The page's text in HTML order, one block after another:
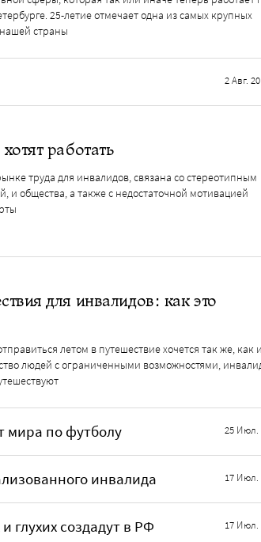
25-летие отмечает одна из самых крупных
страны
2 Авг.
работать
труда для инвалидов, связана со стереотипным
и общества, а также с недостаточной мотивацией
для инвалидов: как это
летом в путешествие хочется так же, как и
людей с ограниченными возможностями,
мира по футболу 25 Июл.
инвалида 17 Июл.
глухих создадут в РФ 17 Июл.